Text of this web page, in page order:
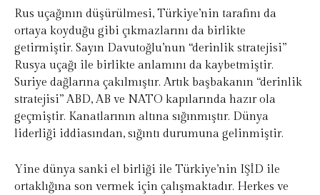
Rus uçağının düşürülmesi, Türkiye’nin tarafını da
ortaya koyduğu gibi çıkmazlarını da birlikte
getirmiştir. Sayın Davutoğlu’nun “derinlik stratejisi”
Rusya uçağı ile birlikte anlamını da kaybetmiştir.
Suriye dağlarına çakılmıştır. Artık başbakanın “derinlik
stratejisi” ABD, AB ve NATO kapılarında hazır ola
geçmiştir. Kanatlarının altına sığınmıştır. Dünya
liderliği iddiasından, sığıntı durumuna gelinmiştir.
Yine dünya sanki el birliği ile Türkiye’nin IŞİD ile
ortaklığına son vermek için çalışmaktadır. Herkes ve